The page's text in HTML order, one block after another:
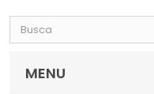
MENU